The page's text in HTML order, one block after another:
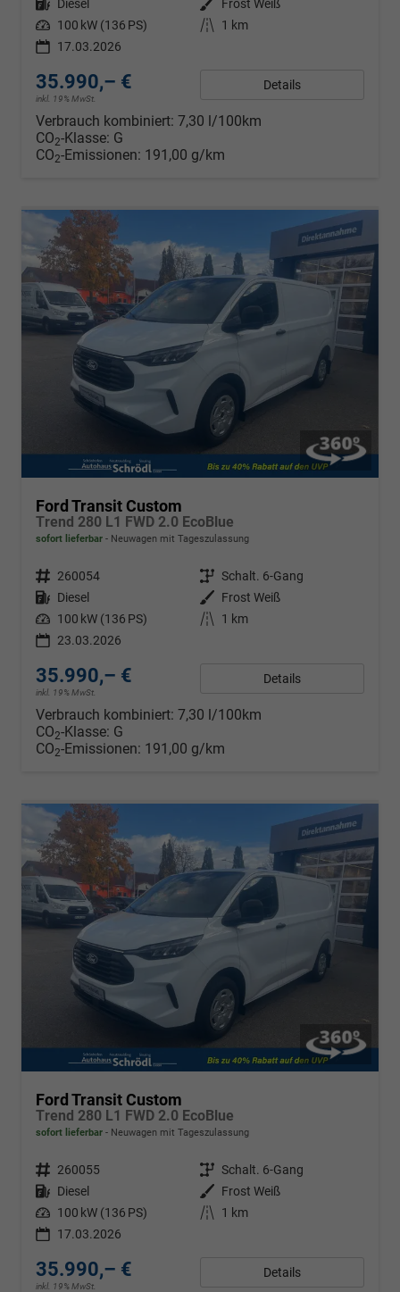
Kraftstoff Diesel Außenfarbe
Frost Weiß
Leistung 100 kW (136 PS) Kilometerstand
1 km
17.03.2026
35.990,– €
inkl. 19% MwSt.
Details
Verbrauch kombiniert: 7,30 l/100km
CO2-Klasse: G
CO2-Emissionen: 191,00 g/km
Ford Transit Custom
Trend 280 L1 FWD 2.0 EcoBlue
sofort lieferbar Neuwagen mit Tageszulassung
Fahrzeugnr. 260054 Getriebe Schalt. 6-Gang
Kraftstoff Diesel Außenfarbe Frost Weiß
Leistung 100 kW (136 PS) Kilometerstand
1 km
23.03.2026
35.990,– €
inkl. 19% MwSt.
Details
Verbrauch kombiniert: 7,30 l/100km
CO2-Klasse: G
CO2-Emissionen: 191,00 g/km
Ford Transit Custom
Trend 280 L1 FWD 2.0 EcoBlue
sofort lieferbar Neuwagen mit Tageszulassung
Fahrzeugnr. 260055 Getriebe Schalt. 6-Gang
Kraftstoff Diesel Außenfarbe Frost Weiß
Leistung 100 kW (136 PS) Kilometerstand
1 km
17.03.2026
35.990,– €
inkl. 19% MwSt.
Details